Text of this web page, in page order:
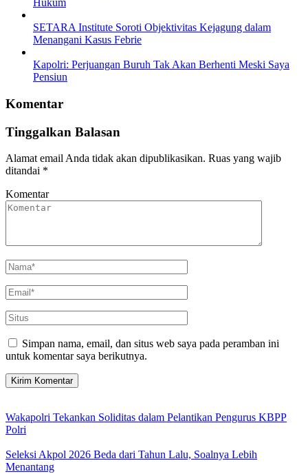
Hukum
SETARA Institute Soroti Objektivitas Kejagung dalam
Menangani Kasus Febrie
Kapolri: Perjuangan Buruh Tak Akan Berhenti Meski Saya
Pensiun
Komentar
Tinggalkan Balasan
Alamat email Anda tidak akan dipublikasikan. Ruas yang wajib
ditandai *
Komentar
Simpan nama, email, dan situs web saya pada peramban ini
untuk komentar saya berikutnya.
Wakapolri Tekankan Soliditas dalam Pelantikan Pengurus KBPP
Polri
Seleksi Akpol 2026 Beda dari Tahun Lalu, Soalnya Lebih
Menantang